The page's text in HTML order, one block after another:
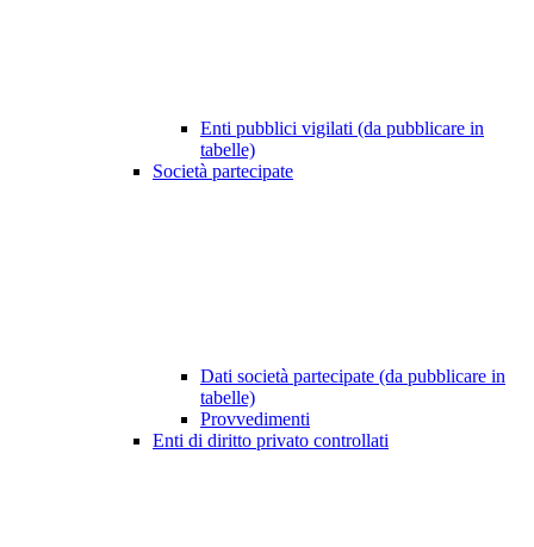
Enti pubblici vigilati (da pubblicare in
tabelle)
Società partecipate
Dati società partecipate (da pubblicare in
tabelle)
Provvedimenti
Enti di diritto privato controllati